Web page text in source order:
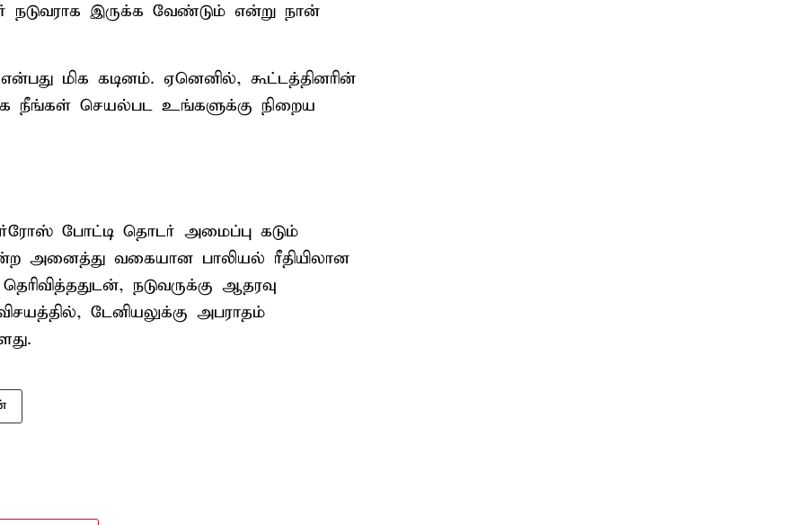
இருக்க வேண்டும் என்று நான்
மிக கடினம். ஏனெனில், கூட்டத்தினரின்
நீங்கள் செயல்பட உங்களுக்கு நிறைய
போட்டி தொடர் அமைப்பு கடும்
அனைத்து வகையான பாலியல் ரீதியிலான
நடுவருக்கு ஆதரவு
டேனியலுக்கு அபராதம்